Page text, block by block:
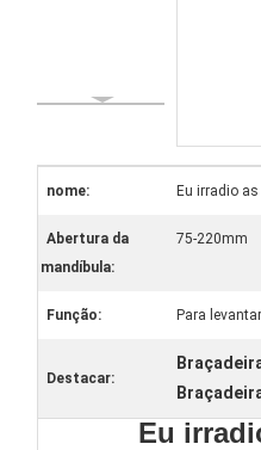
nome: Eu irradio
Abertura da
mandíbula:
75-220mm
Função: Para
Destacar:
Eu